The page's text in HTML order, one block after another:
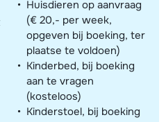
Huisdieren op aanvraag
(€ 20,- per week,
opgeven bij boeking, ter
plaatse te voldoen)
Kinderbed, bij boeking
aan te vragen
(kosteloos)
Kinderstoel, bij boeking